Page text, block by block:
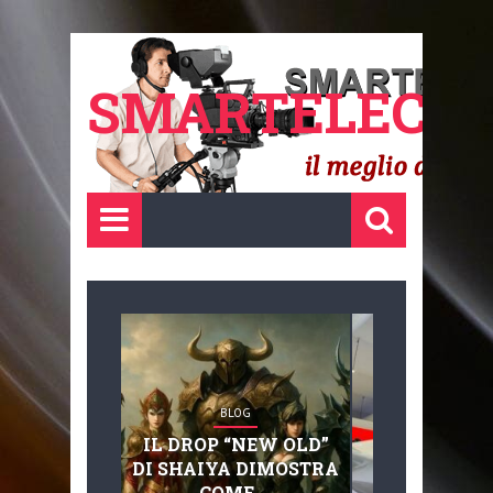
BLOG
IL DROP “NEW OLD”
DI SHAIYA DIMOSTRA